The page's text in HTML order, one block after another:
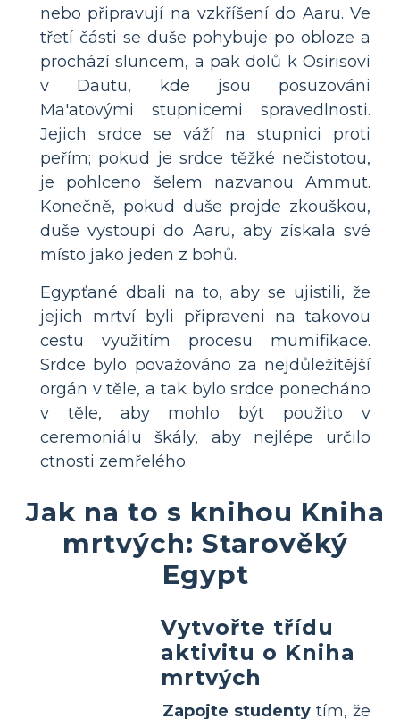
nebo připravují na vzkříšení do Aaru. Ve
třetí části se duše pohybuje po obloze a
prochází sluncem, a pak dolů k Osirisovi
v Dautu, kde jsou posuzováni
Ma'atovými stupnicemi spravedlnosti.
Jejich srdce se váží na stupnici proti
peřím; pokud je srdce těžké nečistotou,
je pohlceno šelem nazvanou Ammut.
Konečně, pokud duše projde zkouškou,
duše vystoupí do Aaru, aby získala své
místo jako jeden z bohů.
Egypťané dbali na to, aby se ujistili, že
jejich mrtví byli připraveni na takovou
cestu využitím procesu mumifikace.
Srdce bylo považováno za nejdůležitější
orgán v těle, a tak bylo srdce ponecháno
v těle, aby mohlo být použito v
ceremoniálu škály, aby nejlépe určilo
ctnosti zemřelého.
Jak na to s knihou Kniha
mrtvých: Starověký
Egypt
Vytvořte třídu
aktivitu o Kniha
mrtvých
Zapojte studenty tím, že